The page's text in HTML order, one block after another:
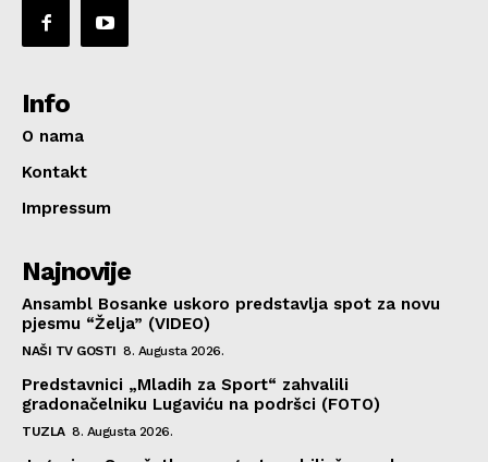
Info
O nama
Kontakt
Impressum
Najnovije
Ansambl Bosanke uskoro predstavlja spot za novu
pjesmu “Želja” (VIDEO)
NAŠI TV GOSTI 8. Augusta 2026.
Predstavnici „Mladih za Sport“ zahvalili
gradonačelniku Lugaviću na podršci (FOTO)
TUZLA 8. Augusta 2026.